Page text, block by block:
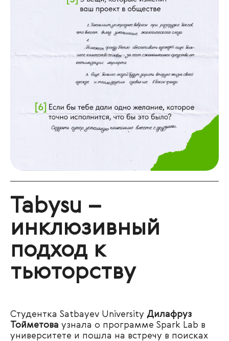
Tabysu –
инклюзивный
подход к
тьюторству
Студентка Satbayev University Дилафруз
Тойметова узнала о программе Spark Lab в
университете и пошла на встречу в поисках